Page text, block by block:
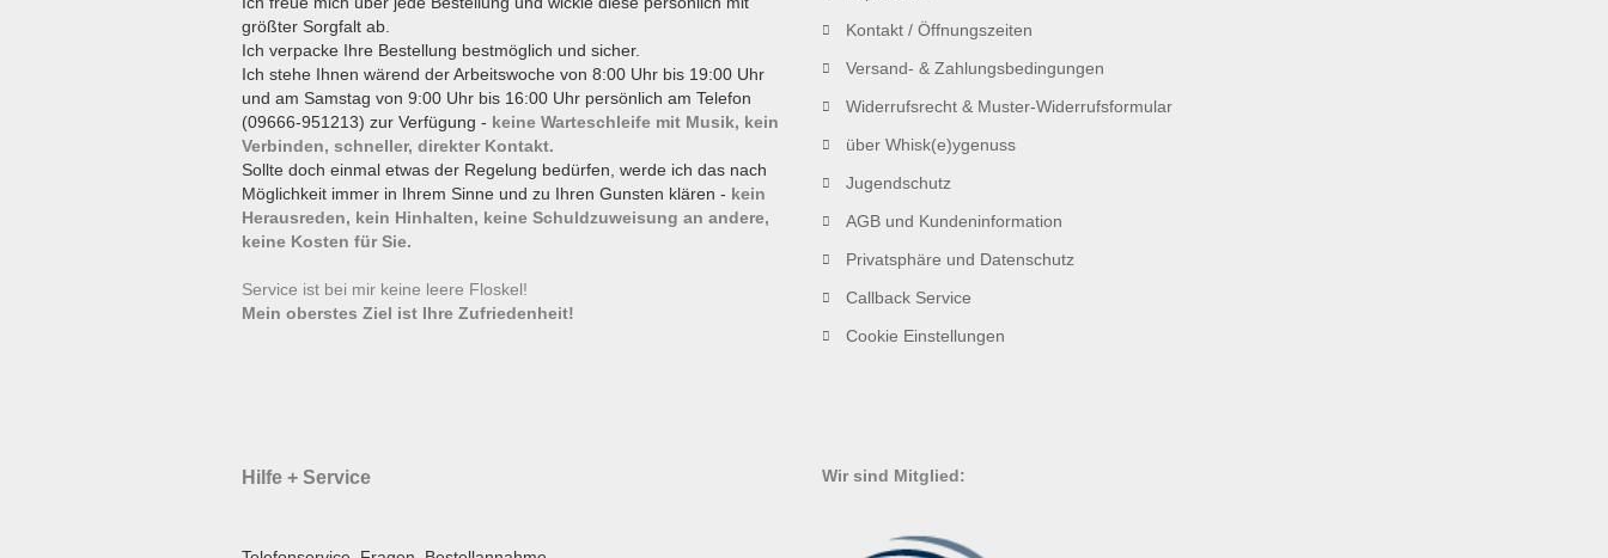
größter Sorgfalt ab.
Ich verpacke Ihre Bestellung bestmöglich und sicher.
Ich stehe Ihnen wärend der Arbeitswoche von 8:00 Uhr bis 19:00 Uhr
und am Samstag von 9:00 Uhr bis 16:00 Uhr persönlich am Telefon
(09666-951213) zur Verfügung - keine Warteschleife mit Musik, kein
Verbinden, schneller, direkter Kontakt.
Sollte doch einmal etwas der Regelung bedürfen, werde ich das nach
Möglichkeit immer in Ihrem Sinne und zu Ihren Gunsten klären - kein
Herausreden, kein Hinhalten, keine Schuldzuweisung an andere,
keine Kosten für Sie.
Service ist bei mir keine leere Floskel!
Mein oberstes Ziel ist Ihre Zufriedenheit!
Kontakt / Öffnungszeiten
Versand- & Zahlungsbedingungen
Widerrufsrecht & Muster-Widerrufsformular
über Whisk(e)ygenuss
Jugendschutz
AGB und Kundeninformation
Privatsphäre und Datenschutz
Callback Service
Cookie Einstellungen
Hilfe + Service Wir sind Mitglied: